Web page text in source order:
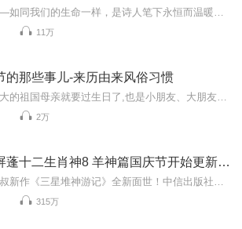
11万
的那些事儿-来历由来风俗习惯
2万
小猪屏蓬十二生肖神8 羊神篇国庆节开始更新啦！
315万